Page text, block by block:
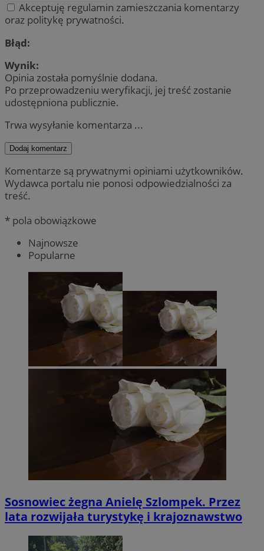
Akceptuję regulamin zamieszczania komentarzy
oraz politykę prywatności.
Błąd:
Wynik:
Opinia została pomyślnie dodana.
Po przeprowadzeniu weryfikacji, jej treść zostanie
udostępniona publicznie.
Trwa wysyłanie komentarza ...
Dodaj komentarz
Komentarze są prywatnymi opiniami użytkowników.
Wydawca portalu nie ponosi odpowiedzialności za
treść.
* pola obowiązkowe
Najnowsze
Popularne
Sosnowiec żegna Anielę Szlompek. Przez
lata rozwijała turystykę i krajoznawstwo